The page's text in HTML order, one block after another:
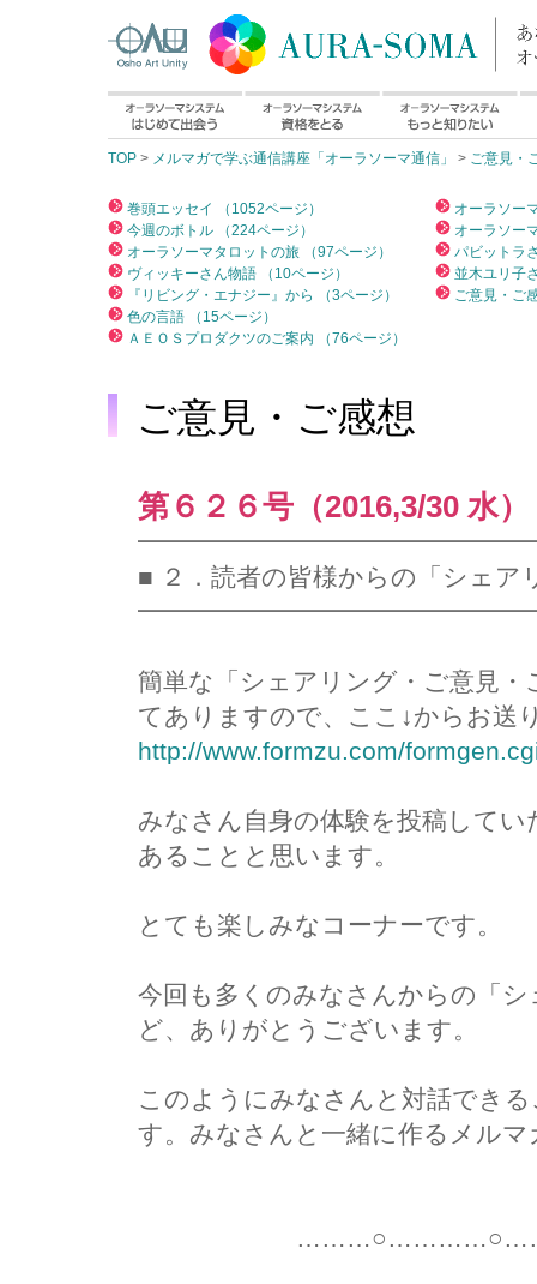
TOP > メルマガで学ぶ通信講座「オーラソーマ通信」 > ご意見・
巻頭エッセイ （1052ページ）
今週のボトル （224ページ）
オーラソーマタロットの旅 （97ページ）
ヴィッキーさん物語 （10ページ）
『リビング・エナジー』から （3ページ）
色の言語 （15ページ）
ＡＥＯＳプロダクツのご案内 （76ページ）
オーラソー
オーラソー
パビットラ
並木ユリ子
ご意見・ご
ご意見・ご感想
第６２６号（2016,3/30 水）
■ ２．読者の皆様からの「シェア
簡単な「シェアリング・ご意見
てありますので、ここ↓からお送
http://www.formzu.com/
みなさん自身の体験を投稿して
あることと思います。
とても楽しみなコーナーです。
今回も多くのみなさんからの「
ど、ありがとうございます。
このようにみなさんと対話でき
す。みなさんと一緒に作るメル